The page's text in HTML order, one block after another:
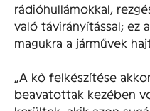
rádióhullámokkal,
való távirányítással;
magukra a járművek
„A kő felkészítése
beavatottak kezében